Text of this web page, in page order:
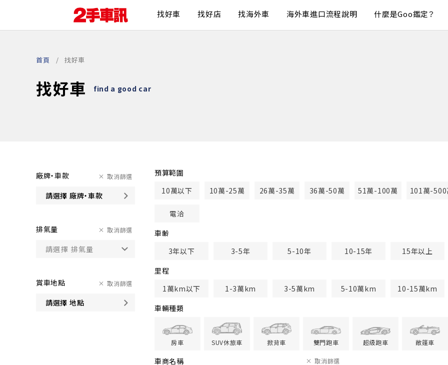
找好車 找好店 找海外車 海外車進口流程說明 什麼是Goo鑑定？
首頁 找好車
找好車 find a good car
廠牌・車款
請選擇 廠牌・車款
取消篩選
排氣量 取消篩選
賞車地點
請選擇 地點
取消篩選
預算範圍
10萬以下
10萬-25萬 26萬-35萬 36萬-50萬 51萬-100萬 101萬-500
電洽
車齢
3年以下
3-5年 5-10年 10-15年
15年以上
里程
1萬km以下
1-3萬km 3-5萬km 5-10萬km
10-15萬km
車輛種類
房車 SUV休旅車 掀背車 雙門跑車 超級跑車 敞篷車
車商名稱 取消篩選